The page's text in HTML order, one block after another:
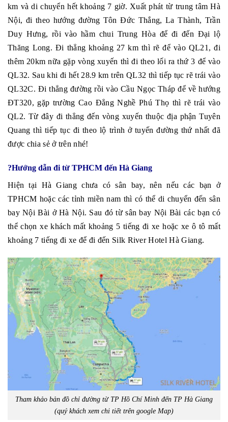
km và di chuyển hết khoảng 7 giờ. Xuất phát từ trung tâm Hà
Nội, đi theo hướng đường Tôn Đức Thắng, La Thành, Trần
Duy Hưng, rồi vào hầm chui Trung Hòa để đi đến Đại lộ
Thăng Long. Đi thẳng khoảng 27 km thì rẽ để vào QL21, đi
thêm 20km nữa gặp vòng xuyến thì đi theo lối ra thứ 3 để vào
QL32. Sau khi đi hết 28.9 km trên QL32 thì tiếp tục rẽ trái vào
QL32C. Đi thẳng đường rồi vào Cầu Ngọc Tháp để về hướng
ĐT320, gặp trường Cao Đẳng Nghề Phú Thọ thì rẽ trái vào
QL2. Từ đây đi thẳng đến vòng xuyến thuộc địa phận Tuyên
Quang thì tiếp tục đi theo lộ trình ở tuyến đường thứ nhất đã
được chia sẻ ở trên nhé!
?️Hướng dẫn đi từ TPHCM đến Hà Giang
Hiện tại Hà Giang chưa có sân bay, nên nếu các bạn ở
TPHCM hoặc các tỉnh miền nam thì có thể di chuyển đến sân
bay Nội Bài ở Hà Nội. Sau đó từ sân bay Nội Bài các bạn có
thể chọn xe khách mất khoảng 5 tiếng đi xe hoặc xe ô tô mất
khoảng 7 tiếng đi xe để đi đến Silk River Hotel Hà Giang.
Tham khảo bản đồ chỉ đường từ TP Hồ Chí Minh đến TP Hà Giang
(quý khách xem chi tiết trên google Map)